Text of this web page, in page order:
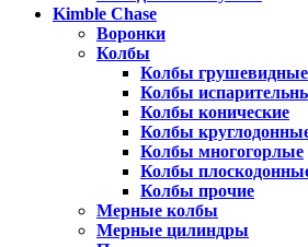
Kimble Chase
Воронки
Колбы
Колбы грушевидные
Колбы
Колбы конические
Колбы
Колбы многогорлые
Колбы
Колбы прочие
Мерные колбы
Мерные цилиндры